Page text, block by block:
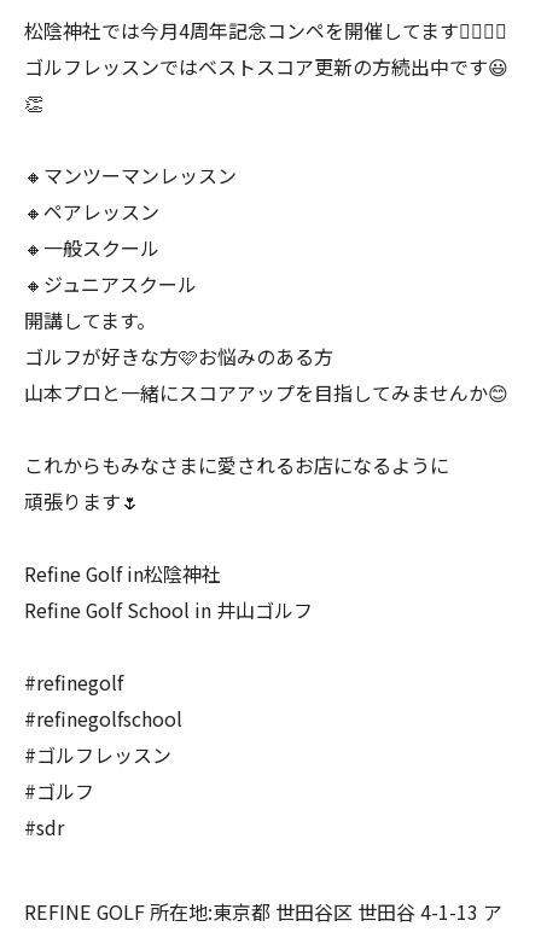
松陰神社では今月4周年記念コンペを開催してます🏌️‍♂️🏌️‍♀️
ゴルフレッスンではベストスコア更新の方続出中です😃
👏
🔸マンツーマンレッスン
🔸ペアレッスン
🔸一般スクール
🔸ジュニアスクール
開講してます。
ゴルフが好きな方🩷お悩みのある方
山本プロと一緒にスコアアップを目指してみませんか😊
これからもみなさまに愛されるお店になるように
頑張ります🌷
Refine Golf in松陰神社
Refine Golf School in 井山ゴルフ
#refinegolf
#refinegolfschool
#ゴルフレッスン
#ゴルフ
#sdr
REFINE GOLF 所在地:東京都 世田谷区 世田谷 4-1-13 ア